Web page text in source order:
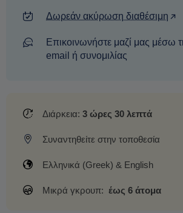
Δωρεάν ακύρωση διαθέσιμη
Επικοινωνήστε μαζί μας μέσω
email ή συνομιλίας
Διάρκεια: 3 ώρες 30 λεπτά
Συναντηθείτε στην τοποθεσία
Ελληνικά (Greek) & English
Μικρά γκρουπ: έως 6 άτομα